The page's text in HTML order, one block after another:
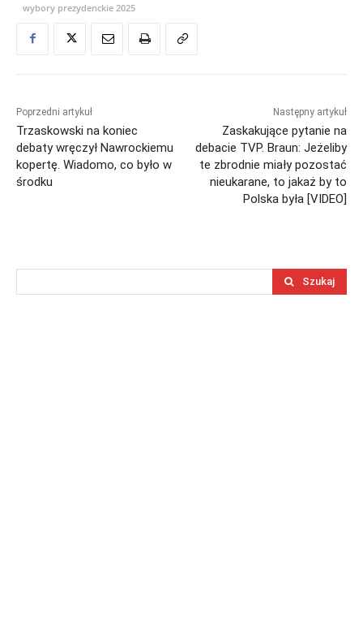
wybory prezydenckie 2025
Poprzedni artykuł
Trzaskowski na koniec
debaty wręczył Nawrockiemu
kopertę. Wiadomo, co było w
środku
Następny artykuł
Zaskakujące pytanie na
debacie TVP. Braun: Jeżeliby
te zbrodnie miały pozostać
nieukarane, to jakaż by to
Polska była [VIDEO]
Szukaj